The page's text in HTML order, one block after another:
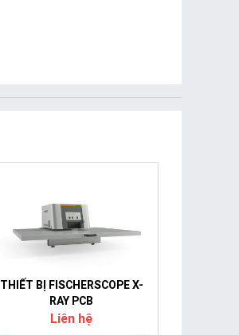
THIẾT BỊ FISCHERSCOPE X-
RAY PCB
Liên hệ